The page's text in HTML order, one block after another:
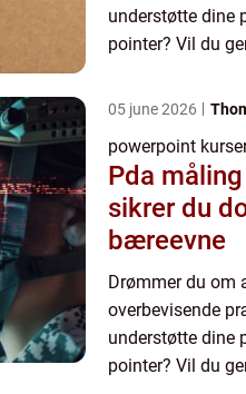
understøtte dine
pointer? Vil du
05 june 2026
powerpoint
Pda
sikrer du
bæreevne
Drømmer du om
overbevisende
understøtte dine
pointer? Vil du